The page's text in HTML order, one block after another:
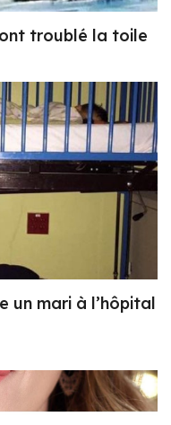
troublé la toile
un mari à l’hôpital